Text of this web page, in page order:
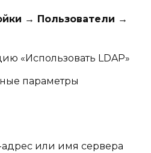
→ Пользователи →
«Использовать LDAP»
параметры
адрес или имя сервера